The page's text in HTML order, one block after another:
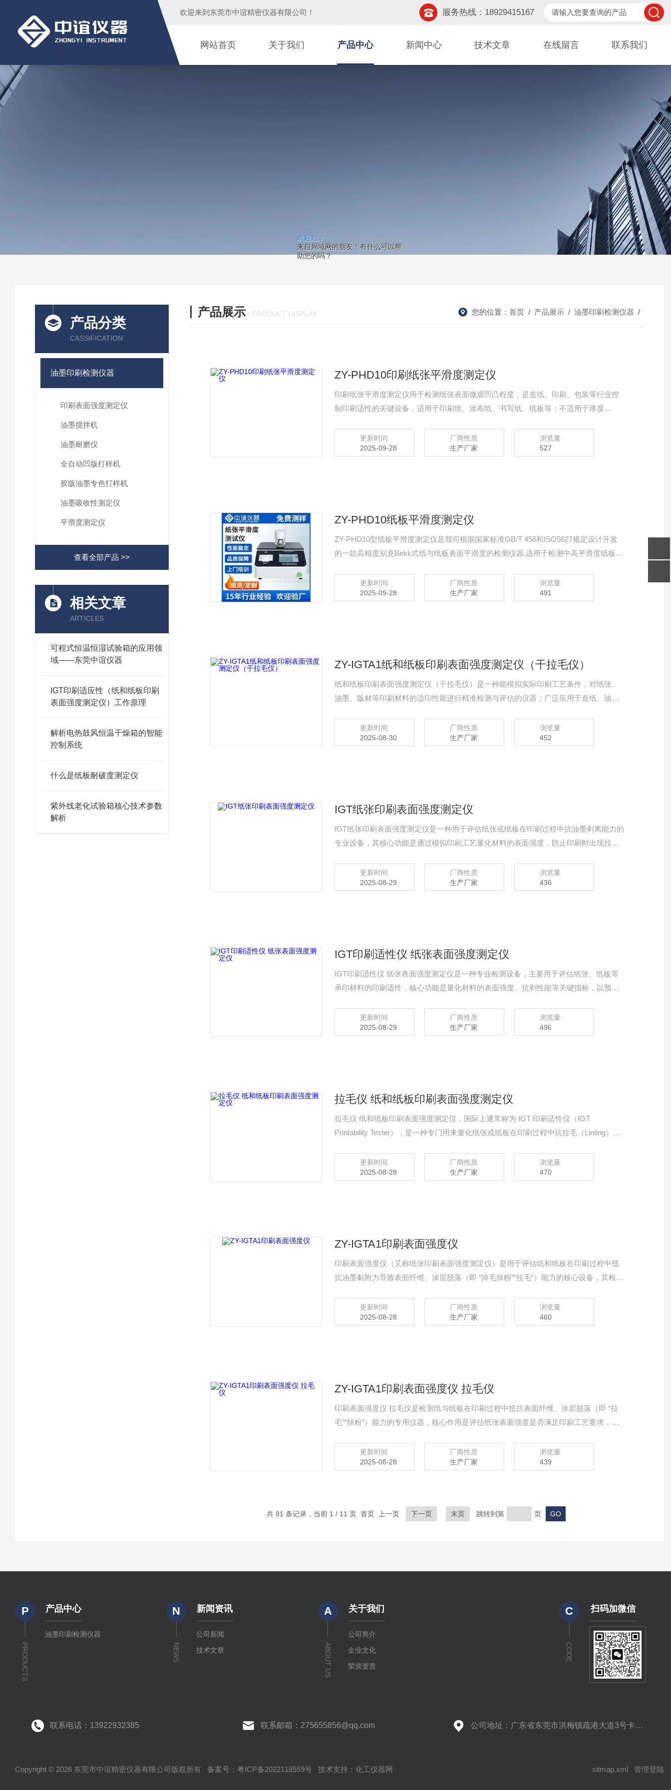
欢迎您！
来自局域网的朋友！有什么可以帮
助您的吗？
欢迎来到 东莞市中谊精密仪器有限公司 ！ 服务热线：18929415167
网站首页 关于我们 产品中心 新闻中心 技术文章 在线留言 联系我们
产品分类
CASSIFICATION
油墨印刷检测仪器
印刷表面强度测定仪
油墨搅拌机
油墨耐磨仪
全自动凹版打样机
胶版油墨专色打样机
油墨吸收性测定仪
平滑度测定仪
查看全部产品 >>
相关文章
ARTICLES
可程式恒温恒湿试验箱的应用领
域——东莞中谊仪器
IGT印刷适应性（纸和纸板印刷
表面强度测定仪）工作原理
解析电热鼓风恒温干燥箱的智能
控制系统
什么是纸板耐破度测定仪
紫外线老化试验箱核心技术参数
解析
产品展示 / PRODUCT DISPLAY 您的位置： 首页 / 产品展示 / 油墨印刷检测仪器 /
ZY-PHD10印刷纸张平滑度测定仪
印刷纸张平滑度测定仪用于检测纸张表面微观凹凸程度，是造纸、印刷、包装等行业控
制印刷适性的关键设备，适用于印刷纸、涂布纸、书写纸、纸板等；不适用于厚度
更新时间
2025-09-28
厂商性质
生产厂家
浏览量
527
ZY-PHD10纸板平滑度测定仪
ZY-PHD10型纸板平滑度测定仪是我司根据国家标准GB/T 456和ISO5627规定设计开发
的一款高精度别克Bekk式纸与纸板表面平滑度的检测仪器,适用于检测中高平滑度纸板
造纸行业质量控制的关键设备。
更新时间
2025-09-28
厂商性质
生产厂家
浏览量
491
ZY-IGTA1纸和纸板印刷表面强度测定仪（干拉毛仪）
纸和纸板印刷表面强度测定仪（干拉毛仪）是一种能模拟实际印刷工艺条件，对纸张、
油墨、版材等印刷材料的适印性能进行精准检测与评估的仪器；广泛应用于造纸、油墨
更新时间
2025-08-30
厂商性质
生产厂家
浏览量
452
IGT纸张印刷表面强度测定仪
IGT纸张印刷表面强度测定仪是一种用于评估纸张或纸板在印刷过程中抗油墨剥离能力的
专业设备，其核心功能是通过模拟印刷工艺量化材料的表面强度，防止印刷时出现拉毛
更新时间
2025-08-29
厂商性质
生产厂家
浏览量
436
IGT印刷适性仪 纸张表面强度测定仪
IGT印刷适性仪 纸张表面强度测定仪是一种专业检测设备，主要用于评估纸张、纸板等
承印材料的印刷适性，核心功能是量化材料的表面强度、抗剥性能等关键指标，以预防
更新时间
2025-08-29
厂商性质
生产厂家
浏览量
496
拉毛仪 纸和纸板印刷表面强度测定仪
拉毛仪 纸和纸板印刷表面强度测定仪，国际上通常称为 IGT 印刷适性仪（IGT
Printability Tester），是一种专门用来量化纸张或纸板在印刷过程中抗拉毛（Linting）、
更新时间
2025-08-28
厂商性质
生产厂家
浏览量
470
ZY-IGTA1印刷表面强度仪
印刷表面强度仪（又称纸张印刷表面强度测定仪）是用于评估纸和纸板在印刷过程中抵
抗油墨黏附力导致表面纤维、涂层脱落（即 “掉毛掉粉”“拉毛”）能力的核心设备，其检测
更新时间
2025-08-28
厂商性质
生产厂家
浏览量
460
ZY-IGTA1印刷表面强度仪 拉毛仪
印刷表面强度仪 拉毛仪是检测纸与纸板在印刷过程中抵抗表面纤维、涂层脱落（即 “拉
毛”“掉粉”）能力的专用仪器，核心作用是评估纸张表面强度是否满足印刷工艺要求，避
更新时间
2025-08-28
厂商性质
生产厂家
浏览量
439
共 81 条记录，当前 1 / 11 页 首页 上一页 下一页 末页 跳转到第 页
P
PRODUCTS
产品中心
油墨印刷检测仪器
N
NEWS
新闻资讯
公司新闻
技术文章
A
ABOUT US
关于我们
公司简介
企业文化
荣营资质
C
CODE
扫码加微信
联系电话：13922932385 联系邮箱：275655856@qq.com 公司地址：广东省东莞市洪梅镇疏港大道3号卡德尔工业园1号楼209室
Copyright © 2026 东莞市中谊精密仪器有限公司版权所有 备案号：粤ICP备2022118559号 技术支持： 化工仪器网 sitmap.xml 管理登陆